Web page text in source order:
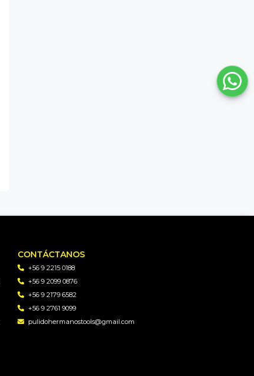
CONTÁCTANOS
+56 9 2215 0188
+56 9 2099 0876
+56 9 2179 6582
+56 9 2761 9099
pulidohermanostools@gmail.com